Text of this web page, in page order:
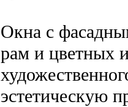
Окна с
рам и цветных
эстетическую